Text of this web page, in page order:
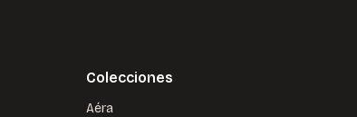
Colecciones
Aéra